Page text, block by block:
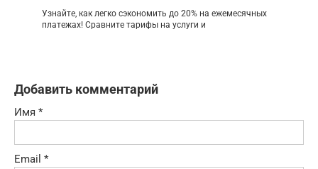
Узнайте, как легко сэкономить до 20% на ежемесячных
платежах! Сравните тарифы на услуги и
Добавить комментарий
Имя *
Email *